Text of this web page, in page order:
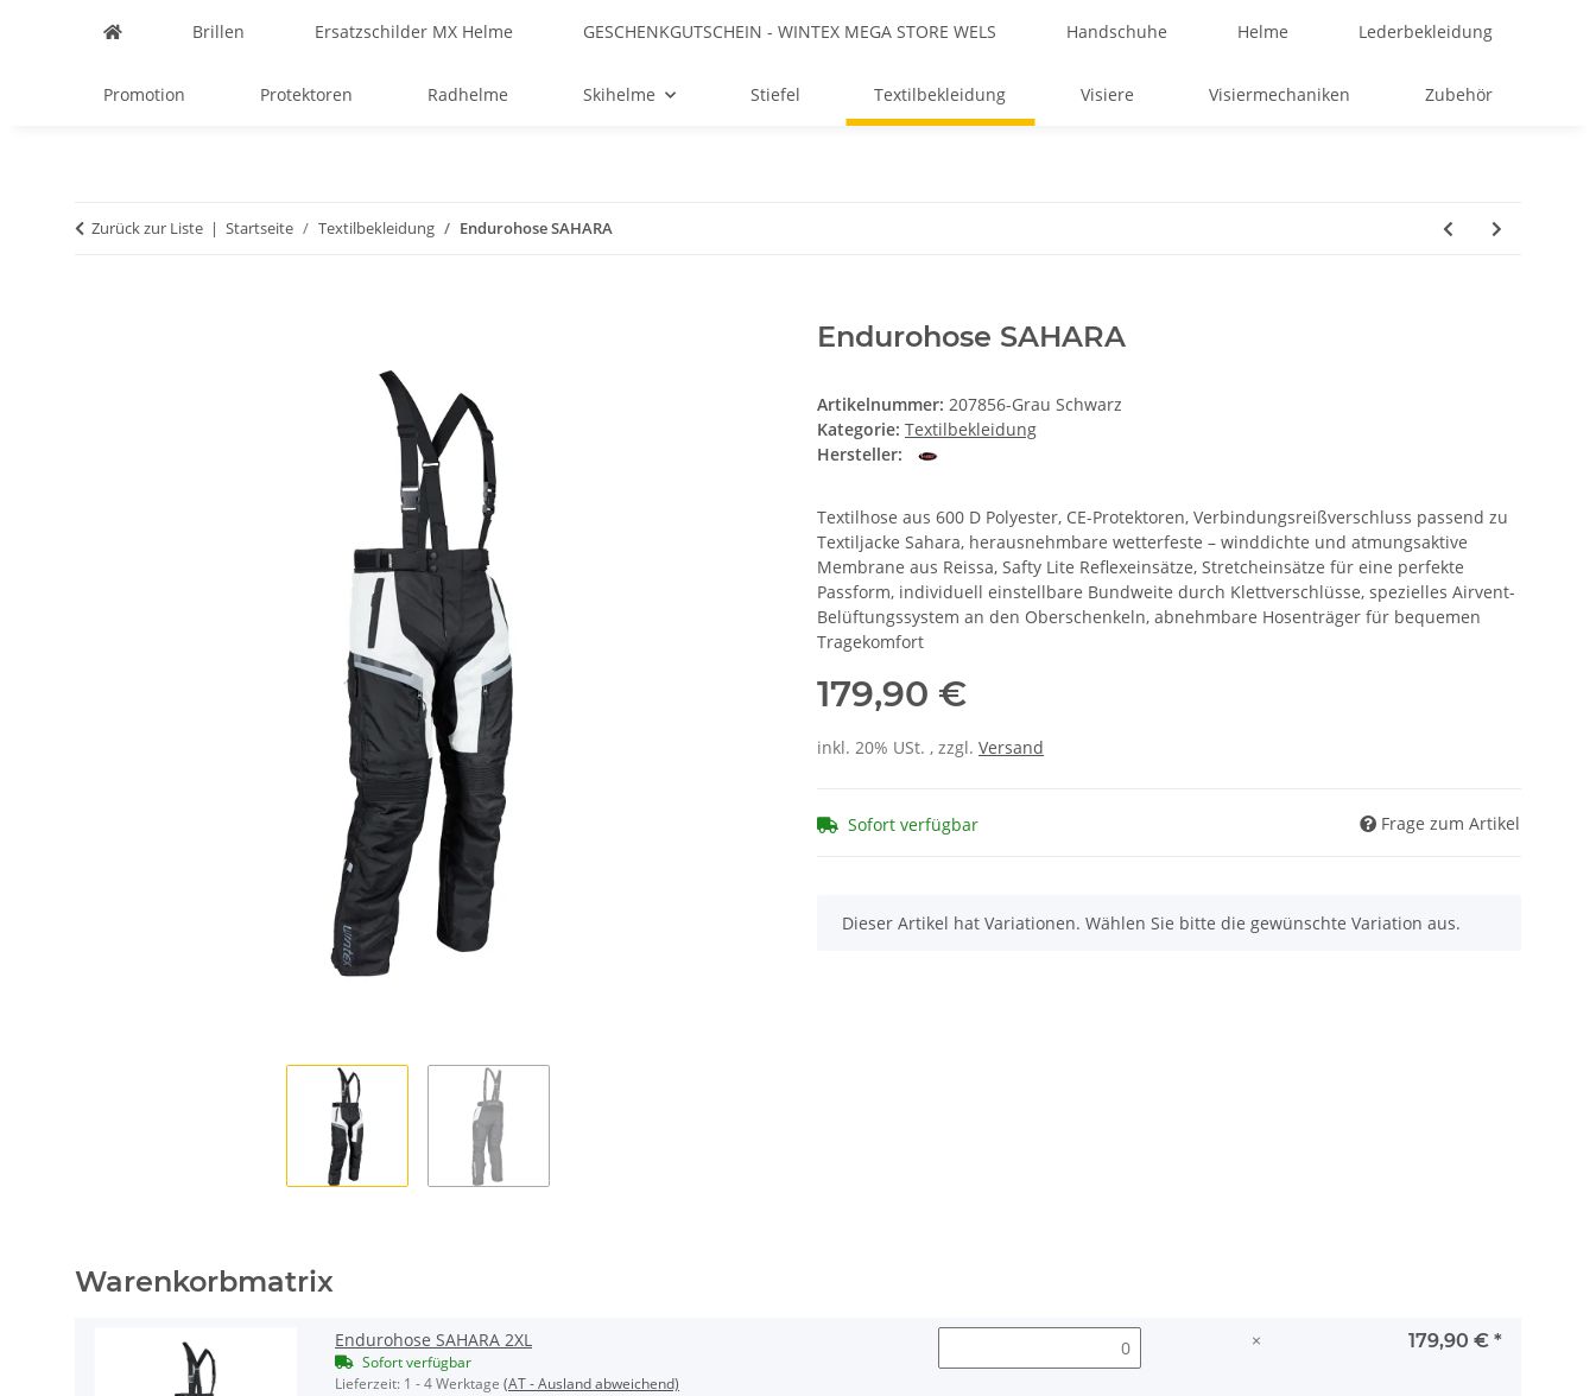
Brillen Ersatzschilder MX Helme GESCHENKGUTSCHEIN - WINTEX MEGA STORE WELS Handschuhe Helme Lederbekleidung
Promotion Protektoren Radhelme Skihelme Stiefel Textilbekleidung Visiere Visiermechaniken Zubehör
Zurück zur Liste Startseite Textilbekleidung Endurohose SAHARA
Endurohose SAHARA
Artikelnummer: 207856-Grau Schwarz
Kategorie: Textilbekleidung
Hersteller:
Textilhose aus 600 D Polyester, CE-Protektoren, Verbindungsreißverschluss passend zu
Textiljacke Sahara, herausnehmbare wetterfeste – winddichte und atmungsaktive
Membrane aus Reissa, Safty Lite Reflexeinsätze, Stretcheinsätze für eine perfekte
Passform, individuell einstellbare Bundweite durch Klettverschlüsse, spezielles Airvent-
Belüftungssystem an den Oberschenkeln, abnehmbare Hosenträger für bequemen
Tragekomfort
179,90 €
inkl. 20% USt. , zzgl. Versand
Sofort verfügbar Frage zum Artikel
x
Dieser Artikel hat Variationen. Wählen Sie bitte die gewünschte Variation aus.
Warenkorbmatrix
Endurohose SAHARA 2XL
Sofort verfügbar
Lieferzeit: 1 - 4 Werktage (AT - Ausland abweichend)
× 179,90 € *